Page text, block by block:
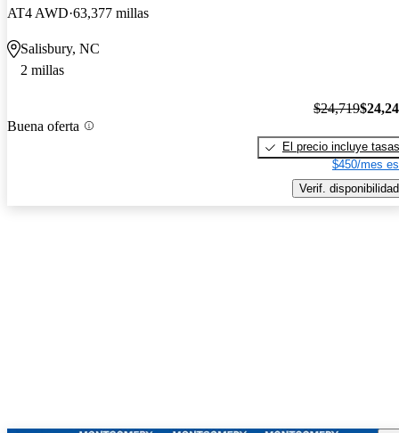
AT4 AWD 63,377 millas
Salisbury, NC
2 millas
Buena oferta
$24,719
El precio incluye tasas
$450/mes
Verif. disponibilidad